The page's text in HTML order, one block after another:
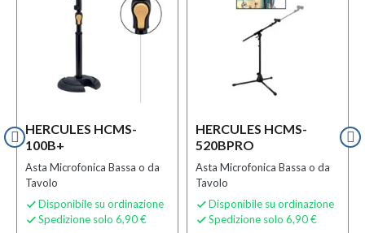
HERCULES HCMS-
100B+
Asta Microfonica Bassa o da
Tavolo
 Disponibile su ordinazione
 Spedizione solo 6,90 €
HERCULES HCMS-
520BPRO
Asta Microfonica Bassa o da
Tavolo
 Disponibile su ordinazione
 Spedizione solo 6,90 €